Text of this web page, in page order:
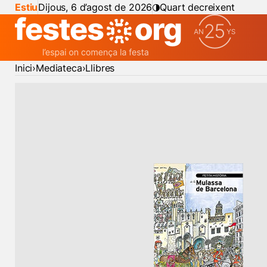
EstiuDijous, 6 d’agost de 2026 Quart decreixent
Inici Mediateca Llibres